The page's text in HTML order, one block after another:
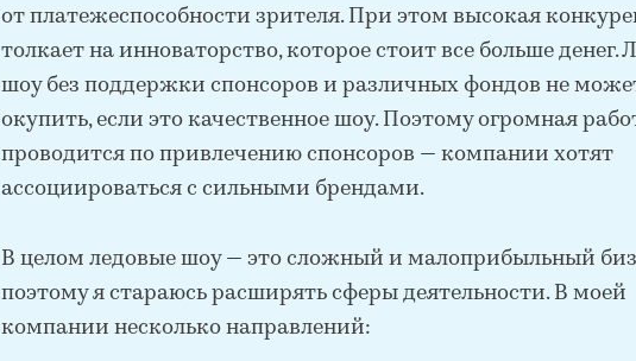
от платежеспособности зрителя. При этом высокая
толкает на инноваторство, которое стоит все больше денег.
шоу без поддержки спонсоров и различных фондов не
окупить, если это качественное шоу. Поэтому огромная
проводится по привлечению спонсоров — компании хотят
ассоциироваться с сильными брендами.
В целом ледовые шоу — это сложный и малоприбыльный
поэтому я стараюсь расширять сферы деятельности. В моей
компании несколько направлений: